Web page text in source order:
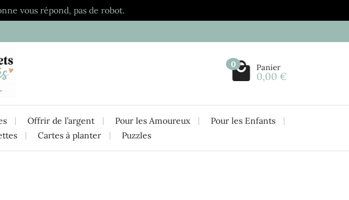
vous répond, pas de robot.
0 Panier
0,00 €
Offrir de l’argent Pour les Amoureux
Pour les Enfants
Cartes à planter Puzzles